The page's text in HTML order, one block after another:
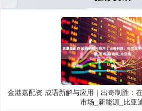
金港嘉配资 成语新解与应用｜出奇制胜：
市场_新能源_比亚